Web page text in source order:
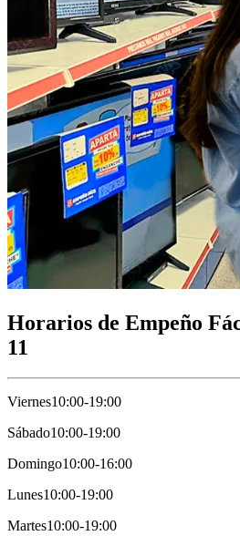
Horarios de Empeño
11
Viernes10:00-19:00
Sábado10:00-19:00
Domingo10:00-16:00
Lunes10:00-19:00
Martes10:00-19:00